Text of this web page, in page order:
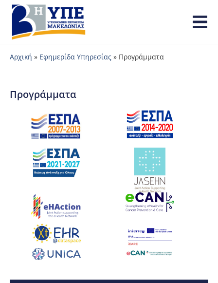
Αρχική » Εφημερίδα Υπηρεσίας » Προγράμματα
Προγράμματα